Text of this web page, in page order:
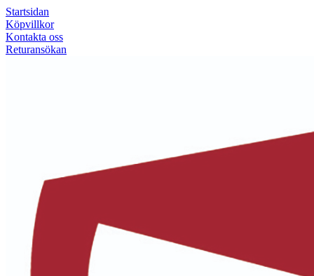
Startsidan
Köpvillkor
Kontakta oss
Returansökan